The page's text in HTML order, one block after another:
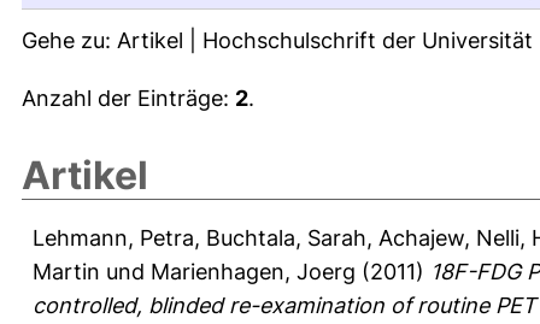
Gehe zu: Artikel Hochschulschrift der Universität
Anzahl der Einträge: 2.
Artikel
Lehmann, Petra, Buchtala, Sarah, Achajew, Nelli,
Martin und Marienhagen, Joerg (2011) 18F-FDG
controlled, blinded re-examination of routine